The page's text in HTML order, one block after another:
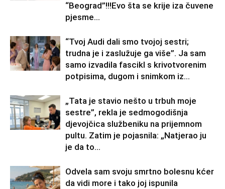
“Beograd”!!!Evo šta se krije iza čuvene
pjesme...
“Tvoj Audi dali smo tvojoj sestri;
trudna je i zaslužuje ga više”. Ja sam
samo izvadila fascikl s krivotvorenim
potpisima, dugom i snimkom iz...
„Tata je stavio nešto u trbuh moje
sestre”, rekla je sedmogodišnja
djevojčica službeniku na prijemnom
pultu. Zatim je pojasnila: „Natjerao ju
je da to...
Odvela sam svoju smrtno bolesnu kćer
da vidi more i tako joj ispunila